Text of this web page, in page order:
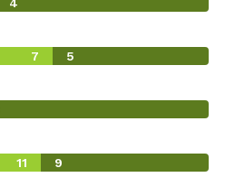
4
7 5
11 9